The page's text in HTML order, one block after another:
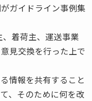
ガイドライン事例集
着荷主、運送事業
見交換を行った上で
情報を共有すること
、そのために何を改